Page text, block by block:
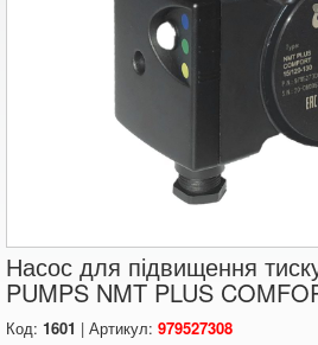
Насос для підвищення
PUMPS NMT PLUS
Код: 1601 | Артикул: 979527308